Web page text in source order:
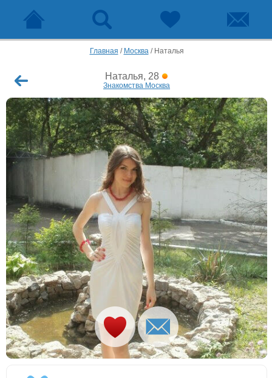
Главная / Москва/ Наталья
Наталья, 28
Знакомства Москва